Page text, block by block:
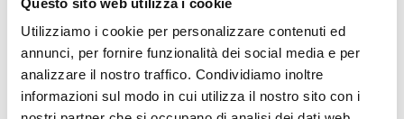
Utilizziamo i cookie per personalizzare contenuti ed
annunci, per fornire funzionalità dei social media e per
analizzare il nostro traffico. Condividiamo inoltre
informazioni sul modo in cui utilizza il nostro sito con i
immediati e avremo acquisito informazioni che
torneranno utili anche per le prossime
progettazioni. Se ci resta un po' di tempo diamo
un'occhiata anche a EUR-Lexe aEurostat. Il